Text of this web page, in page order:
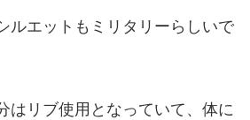
ルエットもミリタリーらしいで
はリブ使用となっていて、体に